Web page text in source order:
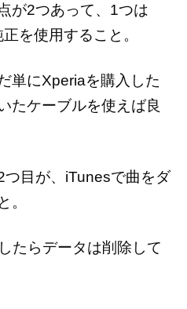
が2つあって、1つは
を使用すること。
単にXperiaを購入した
たケーブルを使えば良
目が、iTunesで曲をダ
。
たらデータは削除して